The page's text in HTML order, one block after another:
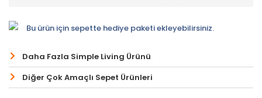
Bu ürün için sepette hediye paketi ekleyebilirsiniz.
Daha Fazla Simple Living Ürünü
Diğer Çok Amaçlı Sepet Ürünleri